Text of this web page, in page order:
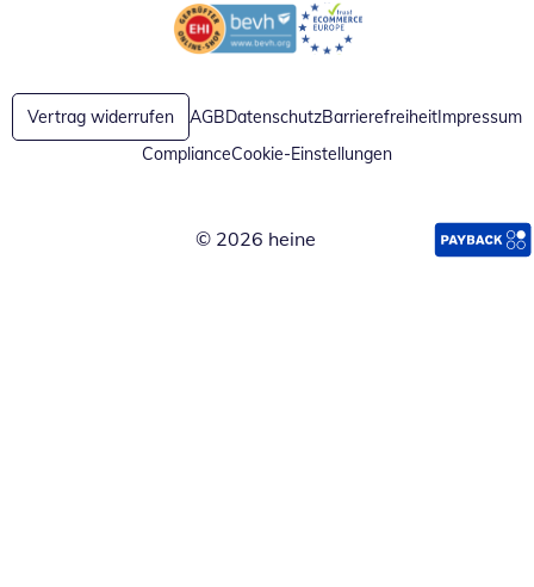
Öffnet in neuem FensterÖffnet in neuem Fenster
Vertrag widerrufen AGBDatenschutzBarrierefreiheitImpressum
ComplianceCookie-Einstellungen
© 2026 heine